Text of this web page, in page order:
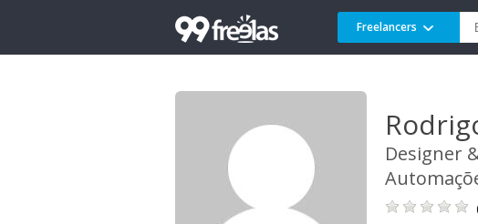
Freelancers
Designer